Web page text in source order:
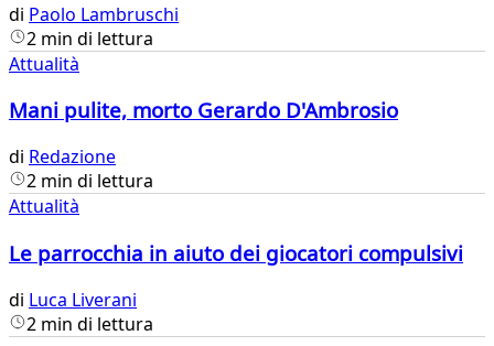
di Paolo Lambruschi
2 min di lettura
Attualità
Mani pulite, morto Gerardo D'Ambrosio
di Redazione
2 min di lettura
Attualità
Le parrocchia in aiuto dei giocatori compulsivi
di Luca Liverani
2 min di lettura